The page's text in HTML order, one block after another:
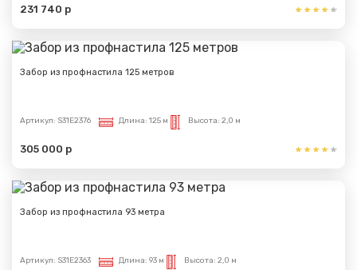
231 740 р
Забор из профнастила 125 метров
Артикул: S31E2376 Длина: 125 м Высота: 2,0 м
305 000 р
Забор из профнастила 93 метра
Артикул: S31E2363 Длина: 93 м Высота: 2,0 м